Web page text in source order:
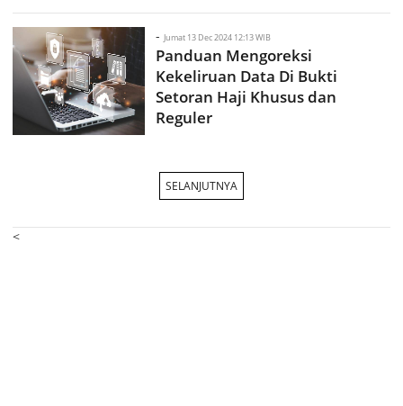
- Jumat 13 Dec 2024 12:13 WIB
Panduan Mengoreksi
Kekeliruan Data Di Bukti
Setoran Haji Khusus dan
Reguler
SELANJUTNYA
<